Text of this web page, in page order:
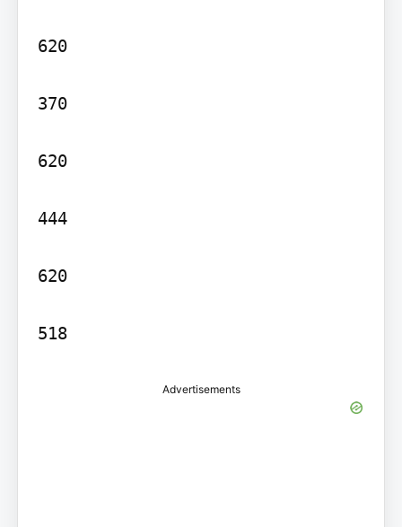
620
370
620
444
620
518
Advertisements